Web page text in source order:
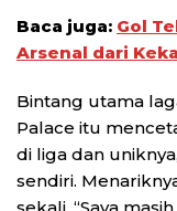
Baca juga: Gol
Arsenal dari
Bintang utama
Palace itu
di liga dan
sendiri.